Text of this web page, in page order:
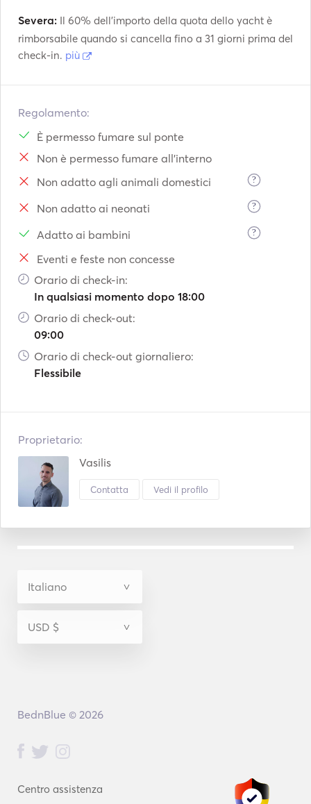
Severa: Il 60% dell'importo della quota dello yacht è
rimborsabile quando si cancella fino a 31 giorni prima del
check-in. più
Regolamento:
È permesso fumare sul ponte
Non è permesso fumare all'interno
Non adatto agli animali domestici
?
Non adatto ai neonati ?
Adatto ai bambini ?
Eventi e feste non concesse
Orario di check-in:
In qualsiasi momento dopo 18:00
Orario di check-out:
09:00
Orario di check-out giornaliero:
Flessibile
Proprietario:
Vasilis
Contatta Vedi il profilo
Centro assistenza
BednBlue © 2026